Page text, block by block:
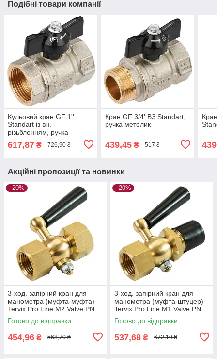
Подібні товари компанії
Кульовий кран GF 1''
Standart із вн.
різьбленням, ручка
617,87 ₴ 726,90 ₴
Кран GF 3/4' ВЗ Standart,
ручка метелик
439,45₴ 517 ₴
Акційні пропозиції та новинки
–20%
3-ход. запірний кран для
манометра (муфта-муфта)
Tervix Pro Line M2 Valve PN
16, 1/2"х1/2"
Готово до відправки
454,96 ₴ 568,70 ₴
–20%
3-ход. запірний кран для
манометра (муфта-штуцер)
Tervix Pro Line M1 Valve PN
16, 1/2"х1/2"
Готово до відправки
537,68 ₴ 672,10 ₴